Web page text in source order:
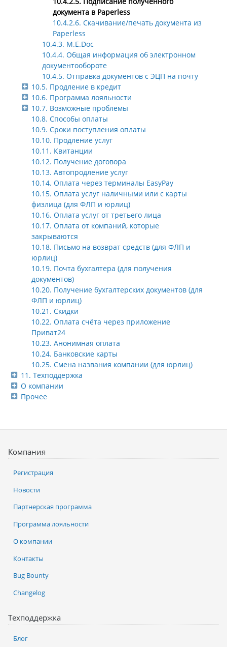
документа в Paperless
10.4.2.6. Скачивание/печать документа из
Paperless
10.4.3. M.E.Doc
10.4.4. Общая информация об электронном
документообороте
10.4.5. Отправка документов с ЭЦП на почту
10.5. Продление в кредит
10.6. Программа лояльности
10.7. Возможные проблемы
10.8. Способы оплаты
10.9. Сроки поступления оплаты
10.10. Продление услуг
10.11. Квитанции
10.12. Получение договора
10.13. Автопродление услуг
10.14. Оплата через терминалы EasyPay
10.15. Оплата услуг наличными или с карты
физлица (для ФЛП и юрлиц)
10.16. Оплата услуг от третьего лица
10.17. Оплата от компаний, которые
закрываются
10.18. Письмо на возврат средств (для ФЛП и
юрлиц)
10.19. Почта бухгалтера (для получения
документов)
10.20. Получение бухгалтерских документов (для
ФЛП и юрлиц)
10.21. Скидки
10.22. Оплата счёта через приложение
Приват24
10.23. Анонимная оплата
10.24. Банковские карты
10.25. Смена названия компании (для юрлиц)
11. Техподдержка
О компании
Прочее
Компания
Регистрация
Новости
Партнерская программа
Программа лояльности
О компании
Контакты
Bug Bounty
Changelog
Техподдержка
Блог